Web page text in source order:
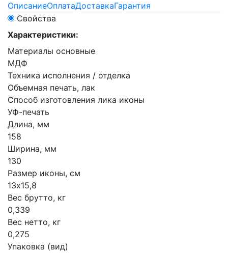
ОписаниеОплатаДоставкаГарантия
Свойства
Характеристики:
Материалы основные
МДФ
Техника исполнения / отделка
Объемная печать, лак
Способ изготовления лика иконы
УФ-печать
Длина, мм
158
Ширина, мм
130
Размер иконы, см
13х15,8
Вес брутто, кг
0,339
Вес нетто, кг
0,275
Упаковка (вид)